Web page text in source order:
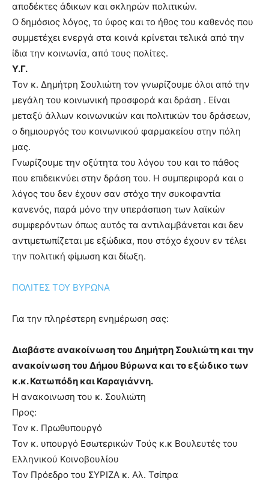
αποδέκτες άδικων και σκληρών πολιτικών.
Ο δημόσιος λόγος, το ύφος και το ήθος του καθενός που
συμμετέχει ενεργά στα κοινά κρίνεται τελικά από την
ίδια την κοινωνία, από τους πολίτες.
Υ.Γ.
Τον κ. Δημήτρη Σουλιώτη τον γνωρίζουμε όλοι από την
μεγάλη του κοινωνική προσφορά και δράση . Είναι
μεταξύ άλλων κοινωνικών και πολιτικών του δράσεων,
ο δημιουργός του κοινωνικού φαρμακείου στην πόλη
μας.
Γνωρίζουμε την οξύτητα του λόγου του και το πάθος
που επιδεικνύει στην δράση του. Η συμπεριφορά και ο
λόγος του δεν έχουν σαν στόχο την συκοφαντία
κανενός, παρά μόνο την υπεράσπιση των λαϊκών
συμφερόντων όπως αυτός τα αντιλαμβάνεται και δεν
αντιμετωπίζεται με εξώδικα, που στόχο έχουν εν τέλει
την πολιτική φίμωση και δίωξη.
ΠΟΛΙΤΕΣ ΤΟΥ ΒΥΡΩΝΑ
Για την πληρέστερη ενημέρωση σας:
Διαβάστε ανακοίνωση του Δημήτρη Σουλιώτη και την
ανακοίνωση του Δήμου Βύρωνα και το εξώδικο των
κ.κ. Κατωπόδη και Καραγιάννη.
Η ανακοινωση του κ. Σουλιώτη
Προς:
Τον κ. Πρωθυπουργό
Τον κ. υπουργό Εσωτερικών Τούς κ.κ Βουλευτές του
Ελληνικού Κοινοβουλίου
Τον Πρόεδρο του ΣΥΡΙΖΑ κ. Αλ. Τσίπρα